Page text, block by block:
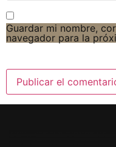
Guardar mi nombre,
navegador para la